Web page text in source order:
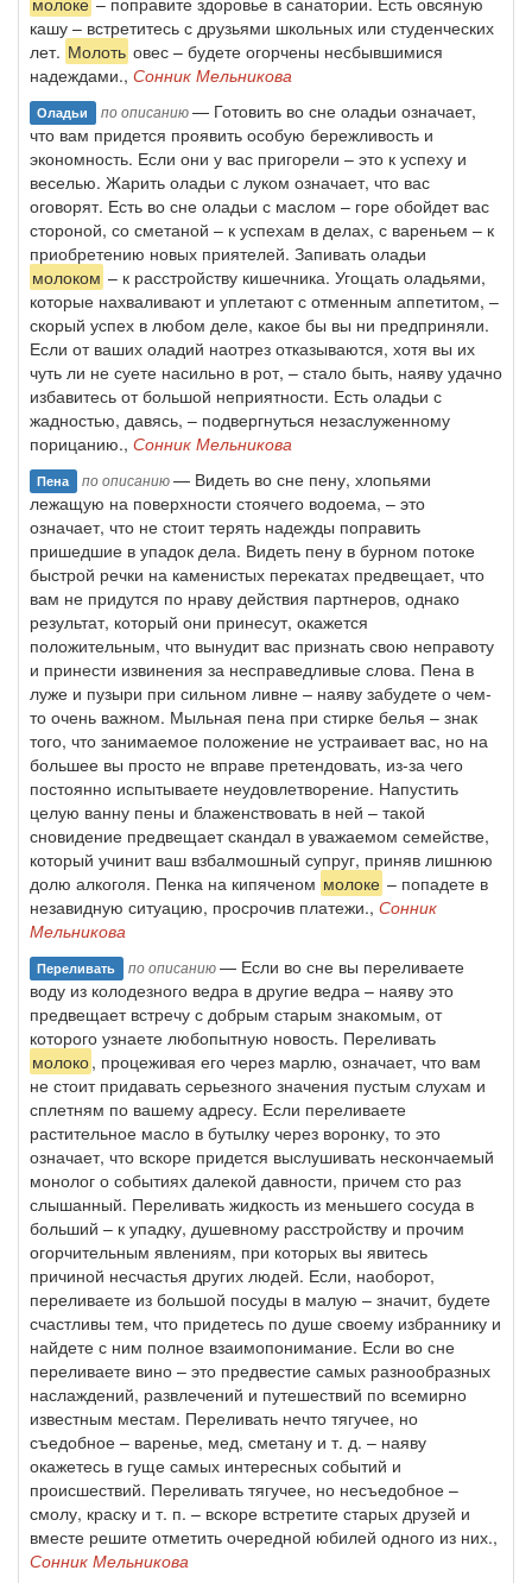
кашу – встретитесь с друзьями школьных или студенческих
лет. Молоть овес – будете огорчены несбывшимися
надеждами., Сонник Мельникова
Оладьи по описанию— Готовить во сне оладьи означает,
что вам придется проявить особую бережливость и
экономность. Если они у вас пригорели – это к успеху и
веселью. Жарить оладьи с луком означает, что вас
оговорят. Есть во сне оладьи с маслом – горе обойдет вас
стороной, со сметаной – к успехам в делах, с вареньем – к
приобретению новых приятелей. Запивать оладьи
молоком – к расстройству кишечника. Угощать оладьями,
которые нахваливают и уплетают с отменным аппетитом, –
скорый успех в любом деле, какое бы вы ни предприняли.
Если от ваших оладий наотрез отказываются, хотя вы их
чуть ли не суете насильно в рот, – стало быть, наяву удачно
избавитесь от большой неприятности. Есть оладьи с
жадностью, давясь, – подвергнуться незаслуженному
порицанию., Сонник Мельникова
Пена по описанию— Видеть во сне пену, хлопьями
лежащую на поверхности стоячего водоема, – это
означает, что не стоит терять надежды поправить
пришедшие в упадок дела. Видеть пену в бурном потоке
быстрой речки на каменистых перекатах предвещает, что
вам не придутся по нраву действия партнеров, однако
результат, который они принесут, окажется
положительным, что вынудит вас признать свою неправоту
и принести извинения за несправедливые слова. Пена в
луже и пузыри при сильном ливне – наяву забудете о чем-
то очень важном. Мыльная пена при стирке белья – знак
того, что занимаемое положение не устраивает вас, но на
большее вы просто не вправе претендовать, из-за чего
постоянно испытываете неудовлетворение. Напустить
целую ванну пены и блаженствовать в ней – такой
сновидение предвещает скандал в уважаемом семействе,
который учинит ваш взбалмошный супруг, приняв лишнюю
долю алкоголя. Пенка на кипяченом молоке – попадете в
незавидную ситуацию, просрочив платежи., Сонник
Мельникова
Переливать по описанию— Если во сне вы переливаете
воду из колодезного ведра в другие ведра – наяву это
предвещает встречу с добрым старым знакомым, от
которого узнаете любопытную новость. Переливать
молоко, процеживая его через марлю, означает, что вам
не стоит придавать серьезного значения пустым слухам и
сплетням по вашему адресу. Если переливаете
растительное масло в бутылку через воронку, то это
означает, что вскоре придется выслушивать нескончаемый
монолог о событиях далекой давности, причем сто раз
слышанный. Переливать жидкость из меньшего сосуда в
больший – к упадку, душевному расстройству и прочим
огорчительным явлениям, при которых вы явитесь
причиной несчастья других людей. Если, наоборот,
переливаете из большой посуды в малую – значит, будете
счастливы тем, что придетесь по душе своему избраннику и
найдете с ним полное взаимопонимание. Если во сне
переливаете вино – это предвестие самых разнообразных
наслаждений, развлечений и путешествий по всемирно
известным местам. Переливать нечто тягучее, но
съедобное – варенье, мед, сметану и т. д. – наяву
окажетесь в гуще самых интересных событий и
происшествий. Переливать тягучее, но несъедобное –
смолу, краску и т. п. – вскоре встретите старых друзей и
вместе решите отметить очередной юбилей одного из них.,
Сонник Мельникова